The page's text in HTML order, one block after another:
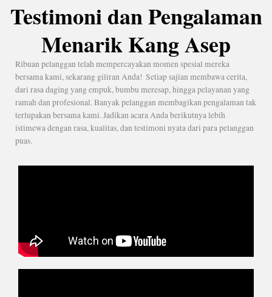
Testimoni dan Pengalaman
Menarik Kang Asep
Ribuan pelanggan telah mempercayakan momen spesial mereka
bersama kami, sekarang giliran Anda! Setiap sajian membawa cerita,
dari rasa daging yang empuk, bumbu meresap, hingga pelayanan yang
ramah dan profesional. Banyak pelanggan membagikan pengalaman tak
terlupakan bersama kami. Jadikan acara Anda berikutnya lebih
istimewa dengan rasa, kualitas, dan testimoni nyata dari para pelanggan
puas.